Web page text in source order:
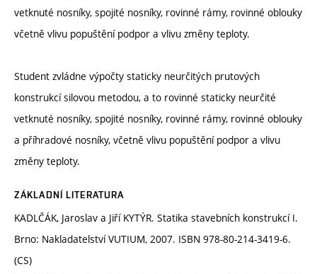
vetknuté nosníky, spojité nosníky, rovinné rámy, rovinné oblouky
včetně vlivu popuštění podpor a vlivu změny teploty.
Student zvládne výpočty staticky neurčitých prutových
konstrukcí silovou metodou, a to rovinné staticky neurčité
vetknuté nosníky, spojité nosníky, rovinné rámy, rovinné oblouky
a příhradové nosníky, včetně vlivu popuštění podpor a vlivu
změny teploty.
ZÁKLADNÍ LITERATURA
KADLČÁK, Jaroslav a Jiří KYTÝR. Statika stavebních konstrukcí I.
Brno: Nakladatelství VUTIUM, 2007. ISBN 978-80-214-3419-6.
(CS)